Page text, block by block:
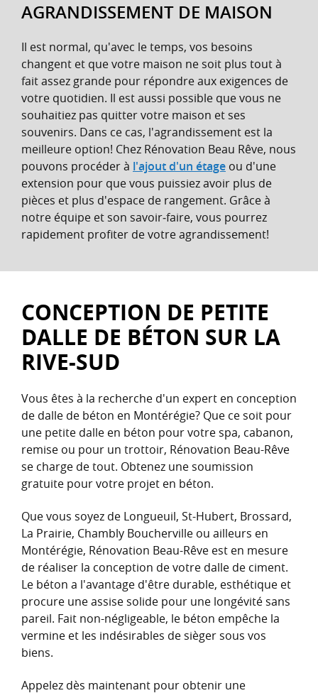
AGRANDISSEMENT DE MAISON
Il est normal, qu'avec le temps, vos besoins
changent et que votre maison ne soit plus tout à
fait assez grande pour répondre aux exigences de
votre quotidien. Il est aussi possible que vous ne
souhaitiez pas quitter votre maison et ses
souvenirs. Dans ce cas, l'agrandissement est la
meilleure option! Chez Rénovation Beau Rêve, nous
pouvons procéder à l'ajout d'un étage ou d'une
extension pour que vous puissiez avoir plus de
pièces et plus d'espace de rangement. Grâce à
notre équipe et son savoir‑faire, vous pourrez
rapidement profiter de votre agrandissement!
CONCEPTION DE PETITE
DALLE DE BÉTON SUR LA
RIVE-SUD
Vous êtes à la recherche d'un expert en conception
de dalle de béton en Montérégie? Que ce soit pour
une petite dalle en béton pour votre spa, cabanon,
remise ou pour un trottoir, Rénovation Beau-Rêve
se charge de tout. Obtenez une soumission
gratuite pour votre projet en béton.
Que vous soyez de Longueuil, St-Hubert, Brossard,
La Prairie, Chambly Boucherville ou ailleurs en
Montérégie, Rénovation Beau-Rêve est en mesure
de réaliser la conception de votre dalle de ciment.
Le béton a l'avantage d'être durable, esthétique et
procure une assise solide pour une longévité sans
pareil. Fait non-négligeable, le béton empêche la
vermine et les indésirables de sièger sous vos
biens.
Appelez dès maintenant pour obtenir une